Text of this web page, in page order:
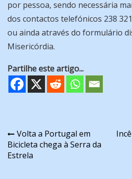
por pessoa, sendo necessária
dos contactos telefónicos 238
ou ainda através do formulário
Misericórdia.
Partilhe este artigo...
Navegação
de
Volta a Portugal em
Bicicleta chega à Serra da
Estrela